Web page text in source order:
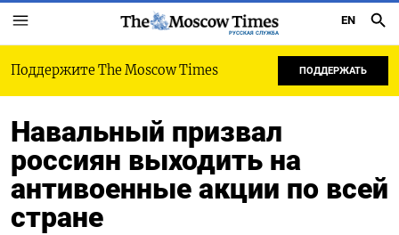
РУССКАЯ СЛУЖБА
EN
Поддержите The Moscow Times ПОДДЕРЖАТЬ
Навальный призвал
россиян выходить на
антивоенные акции по всей
стране